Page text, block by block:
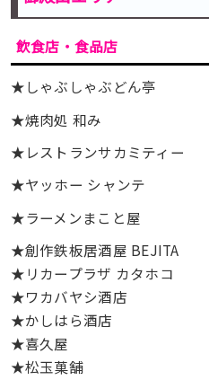
飲食店・食品店
★しゃぶしゃぶどん亭
★焼肉処 和み
★レストランサカミティー
★ヤッホー シャンテ
★ラーメンまこと屋
★創作鉄板居酒屋 BEJITA
★リカープラザ カタホコ
★ワカバヤシ酒店
★かしはら酒店
★喜久屋
★松玉菓舗